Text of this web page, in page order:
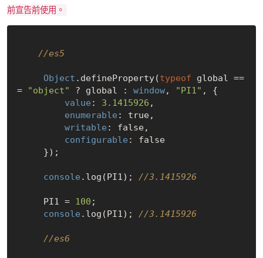
前宣告前使用。
//es5
Object .defineProperty(typeof global ==
=
"object" ? global : window, "PI1" , {
value : 3.1415926 ,
enumerable : true,
writable : false,
configurable : false
console .log(PI1); //3.1415926
     PI1 =
100 ;
console .log(PI1); //3.1415926
//es6